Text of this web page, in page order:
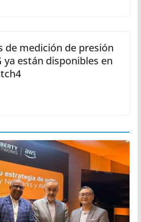
de medición de presión
ya están disponibles en